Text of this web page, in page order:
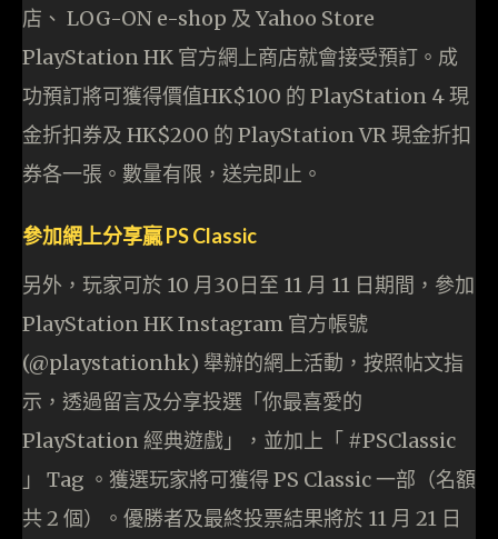
店、 LOG-ON e-shop 及 Yahoo Store
PlayStation HK 官方網上商店就會接受預訂。成
功預訂將可獲得價值HK$100 的 PlayStation 4 現
金折扣券及 HK$200 的 PlayStation VR 現金折扣
券各一張。數量有限，送完即止。
參加網上分享贏 PS Classic
另外，玩家可於 10 月30日至 11 月 11 日期間，參加
PlayStation HK Instagram 官方帳號
(@playstationhk) 舉辦的網上活動，按照帖文指
示，透過留言及分享投選「你最喜愛的
PlayStation 經典遊戲」，並加上「 #PSClassic
」 Tag 。獲選玩家將可獲得 PS Classic 一部（名額
共 2 個）。優勝者及最終投票結果將於 11 月 21 日